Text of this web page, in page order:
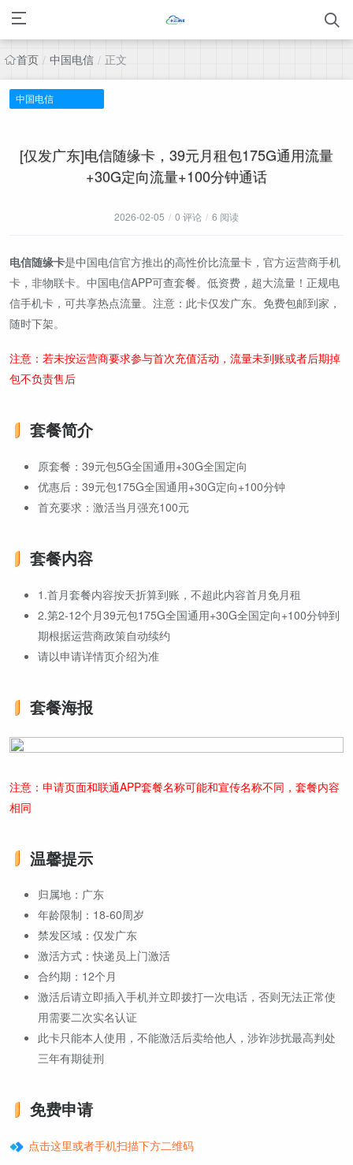
首页 / 中国电信 / 正文
中国电信
[仅发广东]电信随缘卡，39元月租包175G通用流量
+30G定向流量+100分钟通话
2026-02-05 / 0 评论 / 6 阅读
电信随缘卡是中国电信官方推出的高性价比流量卡，官方运营商手机
卡，非物联卡。中国电信APP可查套餐。低资费，超大流量！正规电
信手机卡，可共享热点流量。注意：此卡仅发广东。免费包邮到家，
随时下架。
注意：若未按运营商要求参与首次充值活动，流量未到账或者后期掉
包不负责售后
套餐简介
原套餐：39元包5G全国通用+30G全国定向
优惠后：39元包175G全国通用+30G定向+100分钟
首充要求：激活当月强充100元
套餐内容
1.首月套餐内容按天折算到账，不超此内容首月免月租
2.第2-12个月39元包175G全国通用+30G全国定向+100分钟到
期根据运营商政策自动续约
请以申请详情页介绍为准
套餐海报
注意：申请页面和联通APP套餐名称可能和宣传名称不同，套餐内容
相同
温馨提示
归属地：广东
年龄限制：18-60周岁
禁发区域：仅发广东
激活方式：快递员上门激活
合约期：12个月
激活后请立即插入手机并立即拨打一次电话，否则无法正常使
用需要二次实名认证
此卡只能本人使用，不能激活后卖给他人，涉诈涉扰最高判处
三年有期徒刑
免费申请
点击这里或者手机扫描下方二维码